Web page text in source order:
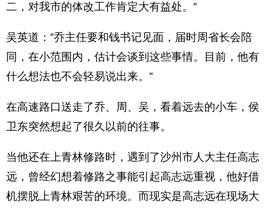
二，对我市的体改工作肯定大有益处。”
吴英道：”乔主任要和钱书记见面，届时周省长会陪
同，在小范围内，估计会谈到这些事情。目前，他有
什么想法也不会轻易说出来。”
在高速路口送走了乔、周、吴，看着远去的小车，侯
卫东突然想起了很久以前的往事。
当他还在上青林修路时，遇到了沙州市人大主任高志
远，曾经幻想着修路之事能引起高志远重视，他好借
机摆脱上青林艰苦的环境。而现实是高志远在现场大